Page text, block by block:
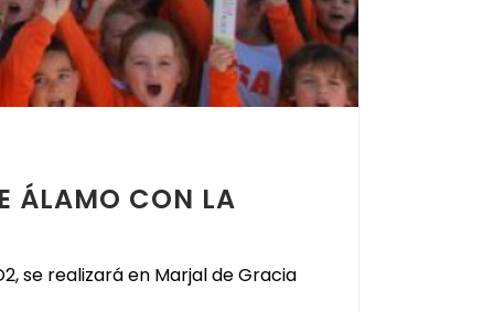
ÁLAMO CON LA
se realizará en Marjal de Gracia